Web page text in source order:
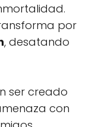
por
, desatando
ser creado
con